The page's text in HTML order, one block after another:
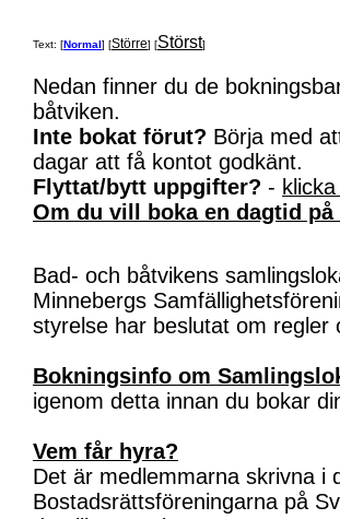
Text: [Normal] [Större] [Störst]
Nedan finner du de
båtviken.
Inte bokat förut? Börja med
dagar att få kontot godkänt.
Flyttat/bytt uppgifter? -
Om du vill boka en dagtid
Bad- och båtvikens
Minnebergs
styrelse har beslutat om regler
Bokningsinfo om
igenom detta innan du bokar
Vem får hyra?
Det är medlemmarna skrivna i
Bostadsrättsföreningarna på